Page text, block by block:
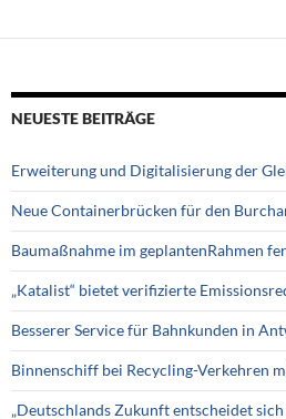
NEUESTE BEITRÄGE
Erweiterung und Digitalisierung der
Neue Containerbrücken für den
Baumaßnahme im geplantenRahmen
„Katalist“ bietet verifizierte
Besserer Service für Bahnkunden in
Binnenschiff bei Recycling-Verkehren
„Deutschlands Zukunft entscheidet sich